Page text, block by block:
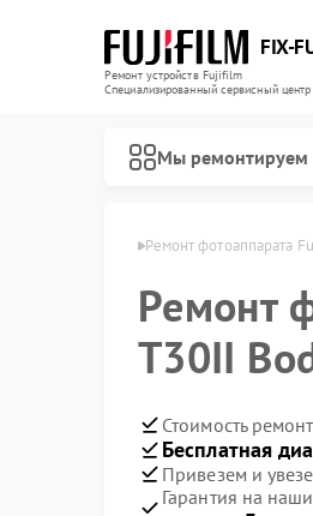
FIX-
Ремонт устройств Fujifilm
Специализированный cервисный центр
Мы ремонтируем
Ремонт фотоаппарата
Ремонт
T30II
Стоимость
Бесплатная
Привезем и
Гарантия на